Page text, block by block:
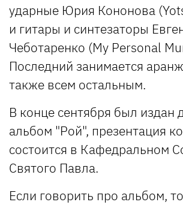
ударные Юрия Кононова
и гитары и синтезаторы
Чеботаренко (My Personal
Последний занимается
также всем остальным.
В конце сентября был издан
альбом "Рой", презентация
состоится в Кафедральном
Святого Павла.
Если говорить про альбом,